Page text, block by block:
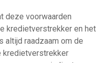
deze voorwaarden
kredietverstrekker en het
altijd raadzaam om de
kredietverstrekker